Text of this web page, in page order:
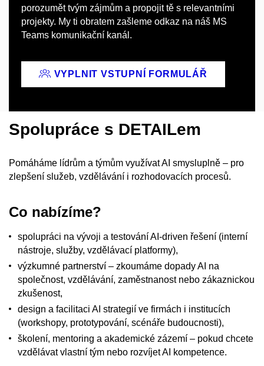
porozumět tvým zájmům a propojit tě s relevantními
projekty. My ti obratem zašleme odkaz na náš MS
Teams komunikační kanál.
VYPLNIT VSTUPNÍ FORMULÁŘ
Spolupráce s DETAILem​
Pomáháme lídrům a týmům využívat AI smysluplně – pro
zlepšení služeb, vzdělávání i rozhodovacích procesů.
Co nabízíme?
spolupráci na vývoji a testováníAI-driven řešení (interní
nástroje, služby, vzdělávací platformy),
výzkumné partnerství – zkoumáme dopady AI na
společnost, vzdělávání, zaměstnanost nebo zákaznickou
zkušenost,
design a facilitaci AI strategií ve firmách i institucích
(workshopy, prototypování, scénáře budoucnosti),
školení, mentoring a akademické zázemí – pokud chcete
vzdělávat vlastní tým nebo rozvíjet AI kompetence.